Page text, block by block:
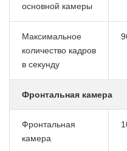
основной камеры
Максимальное
количество кадров
в секунду
Фронтальная камера
Фронтальная
камера